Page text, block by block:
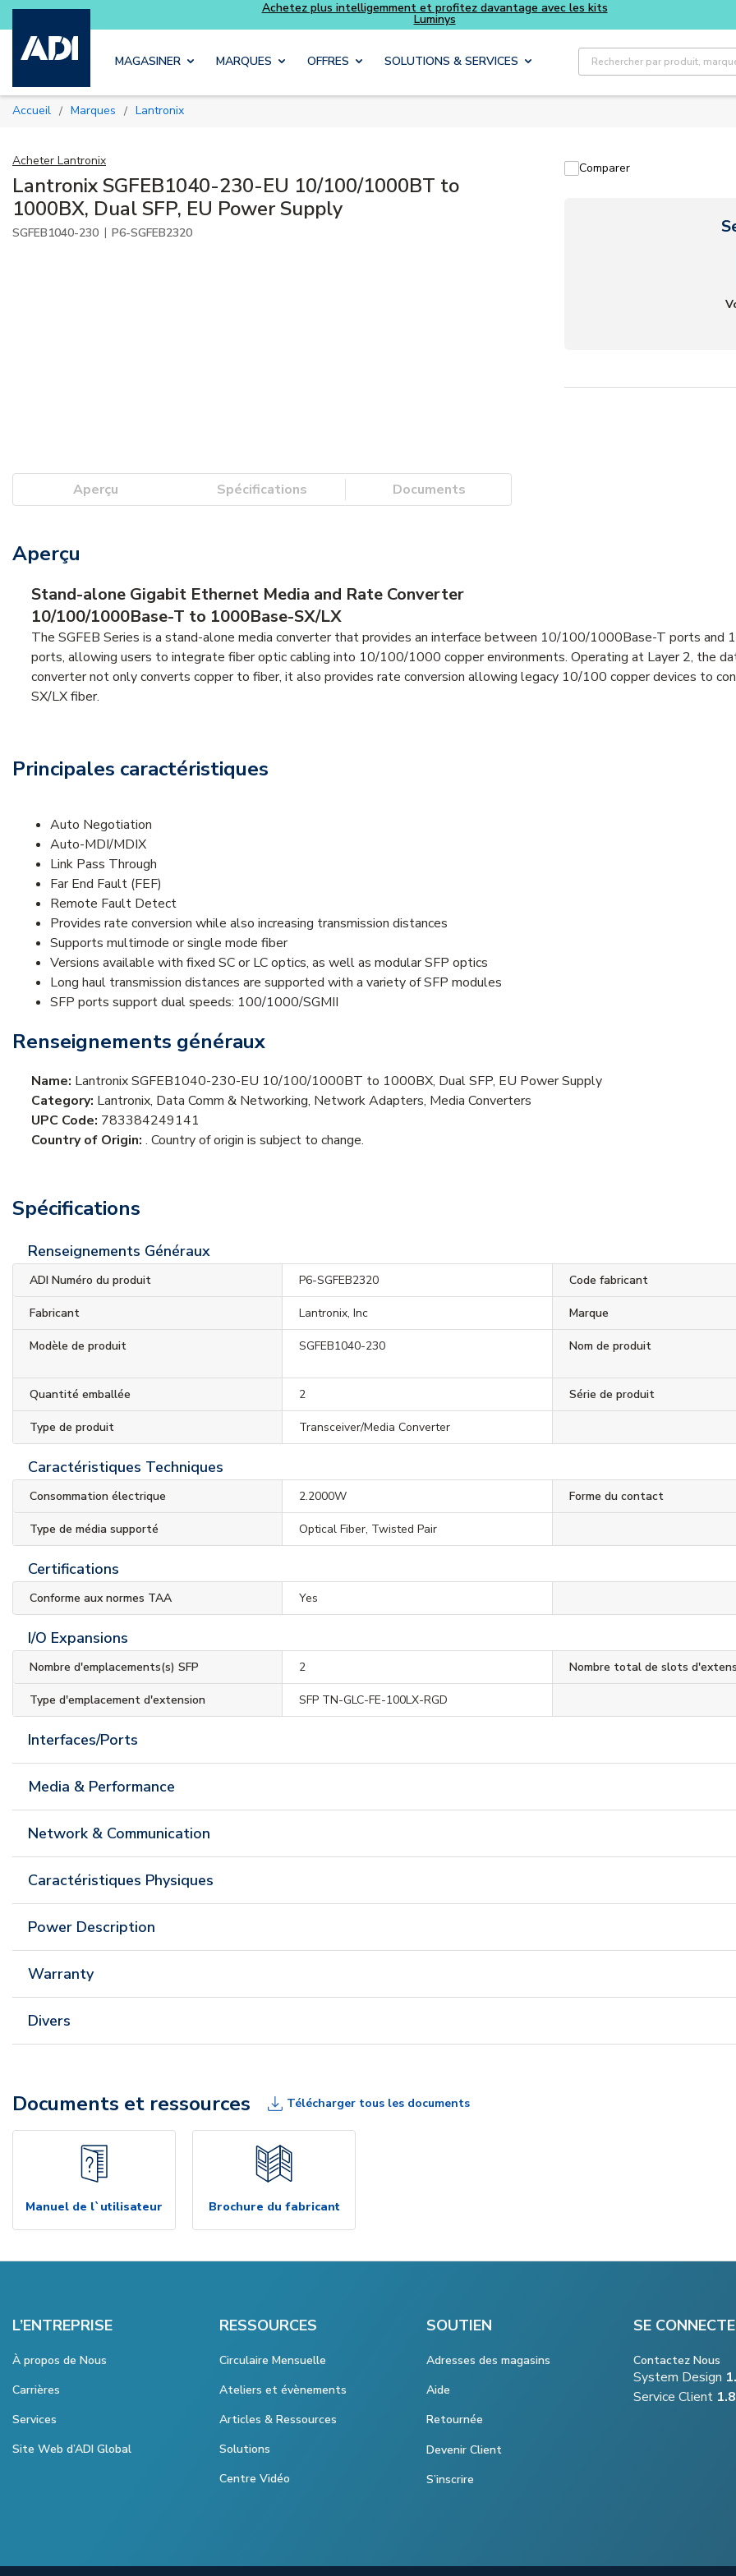
Skip to main content
Achetez plus intelligemment et profitez davantage avec les kits
Luminys
MAGASINER MARQUES OFFRES SOLUTIONS & SERVICES
Recherche sur le site
Accueil / Marques / Lantronix
Acheter Lantronix
Lantronix SGFEB1040-230-EU 10/100/1000BT to
1000BX, Dual SFP, EU Power Supply
SGFEB1040-230 | P6-SGFEB2320
Comparer
Aperçu Spécifications Documents
Aperçu
Stand-alone Gigabit Ethernet Media and Rate Converter
10/100/1000Base-T to 1000Base-SX/LX
The SGFEB Series is a stand-alone media converter that provides an interface between 10/100/1000Base-T ports and
ports, allowing users to integrate fiber optic cabling into 10/100/1000 copper environments. Operating at Layer 2, the
converter not only converts copper to fiber, it also provides rate conversion allowing legacy 10/100 copper devices to
SX/LX fiber.
Principales caractéristiques
Auto Negotiation
Auto-MDI/MDIX
Link Pass Through
Far End Fault (FEF)
Remote Fault Detect
Provides rate conversion while also increasing transmission distances
Supports multimode or single mode fiber
Versions available with fixed SC or LC optics, as well as modular SFP optics
Long haul transmission distances are supported with a variety of SFP modules
SFP ports support dual speeds: 100/1000/SGMII
Renseignements généraux
Name: Lantronix SGFEB1040-230-EU 10/100/1000BT to 1000BX, Dual SFP, EU Power Supply
Category: Lantronix, Data Comm & Networking, Network Adapters, Media Converters
UPC Code: 783384249141
Country of Origin: . Country of origin is subject to change.
Spécifications
Renseignements Généraux
ADI Numéro du produit P6-SGFEB2320 Code fabricant
Fabricant Lantronix, Inc Marque
Modèle de produit SGFEB1040-230 Nom de produit
Quantité emballée 2 Série de produit
Type de produit Transceiver/Media Converter
Caractéristiques Techniques
Consommation électrique 2.2000W Forme du contact
Type de média supporté Optical Fiber, Twisted Pair
Certifications
Conforme aux normes TAA Yes
I/O Expansions
Nombre d'emplacements(s) SFP 2 Nombre total de slots
Type d'emplacement d'extension SFP TN-GLC-FE-100LX-RGD
Interfaces/Ports
Media & Performance
Network & Communication
Caractéristiques Physiques
Power Description
Warranty
Divers
Documents et ressources Télécharger tous les documents
Manuel de l`utilisateur Brochure du fabricant
L’ENTREPRISE
À propos de Nous
Carrières
Services
Site Web d’ADI Global
RESSOURCES
Circulaire Mensuelle
Ateliers et évènements
Articles & Ressources
Solutions
Centre Vidéo
SOUTIEN
Adresses des magasins
Aide
Retournée
Devenir Client
S’inscrire
SE
Contactez Nous
System Design
Service Client